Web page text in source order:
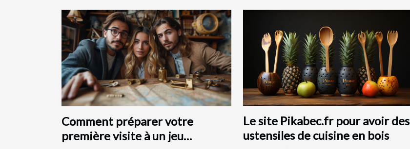
Comment préparer votre
première visite à un jeu
Le site Pikabec.fr pour avoir des
ustensiles de cuisine en bois